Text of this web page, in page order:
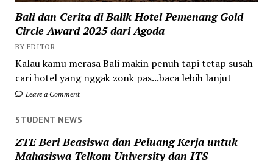
Bali dan Cerita di Balik Hotel Pemenang Gold
Circle Award 2025 dari Agoda
BY EDITOR
Kalau kamu merasa Bali makin penuh tapi tetap susah
cari hotel yang nggak zonk pas...baca lebih lanjut
Leave a Comment
STUDENT NEWS
ZTE Beri Beasiswa dan Peluang Kerja untuk
Mahasiswa Telkom University dan ITS